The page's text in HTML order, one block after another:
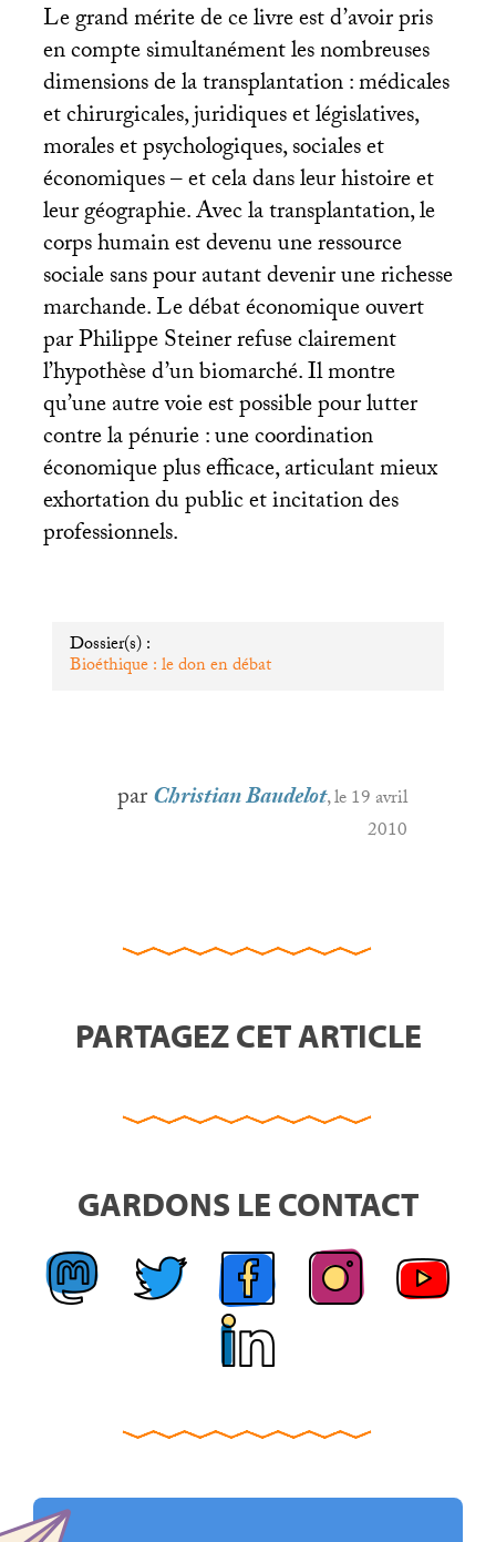
Le grand mérite de ce livre est d’avoir pris
en compte simultanément les nombreuses
dimensions de la transplantation : médicales
et chirurgicales, juridiques et législatives,
morales et psychologiques, sociales et
économiques – et cela dans leur histoire et
leur géographie. Avec la transplantation, le
corps humain est devenu une ressource
sociale sans pour autant devenir une richesse
marchande. Le débat économique ouvert
par Philippe Steiner refuse clairement
l’hypothèse d’un biomarché. Il montre
qu’une autre voie est possible pour lutter
contre la pénurie : une coordination
économique plus efficace, articulant mieux
exhortation du public et incitation des
professionnels.
Dossier(s) :
Bioéthique : le don en débat
parChristian Baudelot, le 19 avril
2010
PARTAGEZ CET ARTICLE
GARDONS LE CONTACT